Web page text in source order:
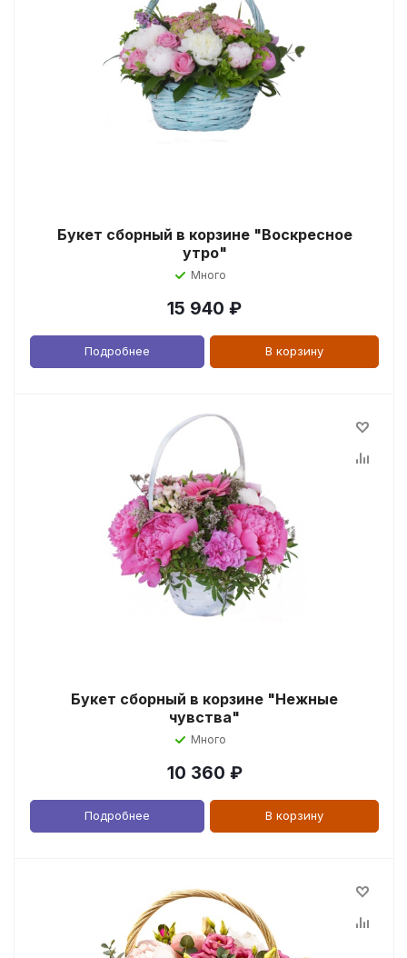
Букет сборный в корзине "Воскресное
утро"
Много
15 940 ₽
Подробнее В корзину
Букет сборный в корзине "Нежные
чувства"
Много
10 360 ₽
Подробнее В корзину